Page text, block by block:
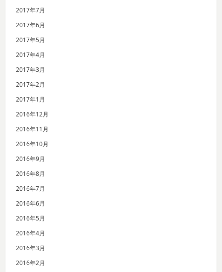
2017年7月
2017年6月
2017年5月
2017年4月
2017年3月
2017年2月
2017年1月
2016年12月
2016年11月
2016年10月
2016年9月
2016年8月
2016年7月
2016年6月
2016年5月
2016年4月
2016年3月
2016年2月